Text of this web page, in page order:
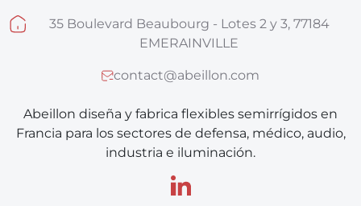
35 Boulevard Beaubourg - Lotes 2 y 3, 77184
EMERAINVILLE
contact@abeillon.com
Abeillon diseña y fabrica flexibles semirrígidos en
Francia para los sectores de defensa, médico, audio,
industria e iluminación.